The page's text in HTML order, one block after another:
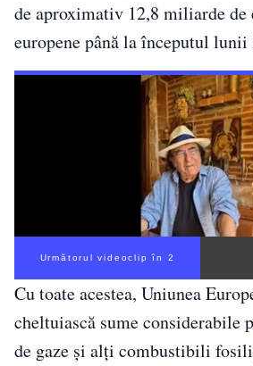
de aproximativ 12,8 miliarde de
europene până la începutul
Următorul videoclip în 1
Cu toate acestea, Uniunea
cheltuiască sume considerabile
de gaze și alți combustibili